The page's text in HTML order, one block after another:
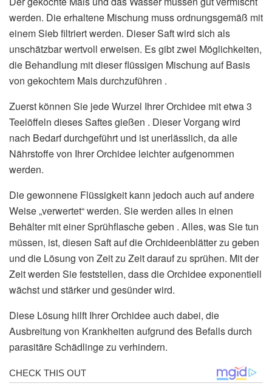
werden. Die erhaltene Mischung muss ordnungsgemäß mit
einem Sieb filtriert werden. Dieser Saft wird sich als
unschätzbar wertvoll erweisen. Es gibt zwei Möglichkeiten,
die Behandlung mit dieser flüssigen Mischung auf Basis
von gekochtem Mais durchzuführen .
Zuerst können Sie jede Wurzel Ihrer Orchidee mit etwa 3
Teelöffeln dieses Saftes gießen . Dieser Vorgang wird
nach Bedarf durchgeführt und ist unerlässlich, da alle
Nährstoffe von Ihrer Orchidee leichter aufgenommen
werden.
Die gewonnene Flüssigkeit kann jedoch auch auf andere
Weise „verwertet“ werden. Sie werden alles in einen
Behälter mit einer Sprühflasche geben . Alles, was Sie tun
müssen, ist, diesen Saft auf die Orchideenblätter zu geben
und die Lösung von Zeit zu Zeit darauf zu sprühen. Mit der
Zeit werden Sie feststellen, dass die Orchidee exponentiell
wächst und stärker und gesünder wird.
Diese Lösung hilft Ihrer Orchidee auch dabei, die
Ausbreitung von Krankheiten aufgrund des Befalls durch
parasitäre Schädlinge zu verhindern.